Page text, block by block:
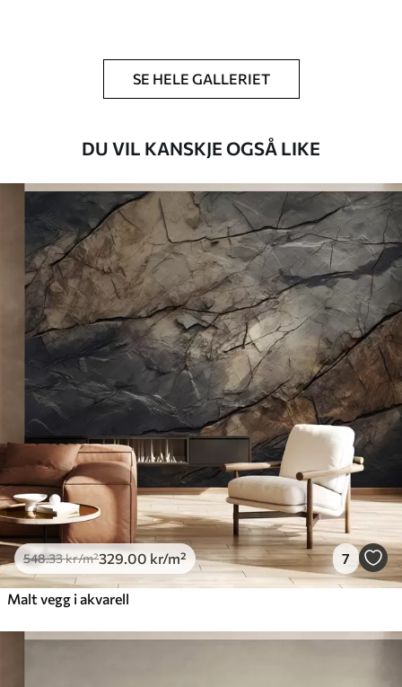
Tilgjengelige materialer
Standard
548.33 329.00kr /m²
Premium
665.00399.00kr
Premium vinyl
650 .00390.00kr/m²
Peel and Stick
925 .00555.00kr/m²
SE HELE GALLERIET
DU VIL KANSKJE OGSÅ LIKE
548.33kr/m²329 .00 kr/m² 7
Malt vegg i akvarell